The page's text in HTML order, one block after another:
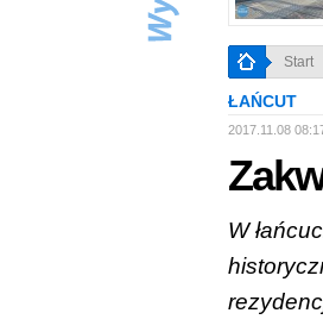
Start
ŁAŃCUT
2017.11.08
W